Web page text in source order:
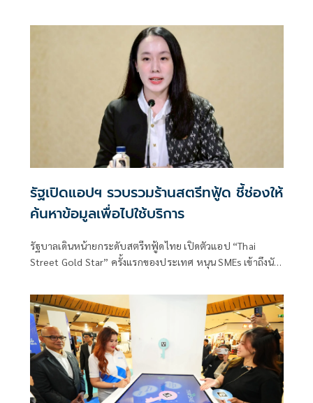
รัฐเปิดแอปฯ รวบรวมร้านสตรีทฟู้ด ชี้ช่องให้
ค้นหาข้อมูลเพื่อไปใช้บริการ
รัฐบาลเดินหน้ายกระดับสตรีทฟู้ดไทย เปิดตัวแอป “Thai
Street Gold Star” ครั้งแรกของประเทศ หนุน SMEs เข้าถึงนัก